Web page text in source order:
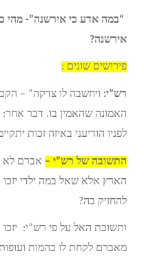
“במה אדע כי אירשנה”- מהי
אירשנה?
פירושים שונים :
רש”י: ויחשבה לו צדקה” – הק
האמונה שהאמין בו. דבר
לפניו הודיעני באיזה זכות
התשובה של רש”י – אברם לא
הארץ אלא שאל במה ילדי
להחזיק בה?
ותשובת האל על פי רש”י:
מאברם לקחת לו בהמות ועופות